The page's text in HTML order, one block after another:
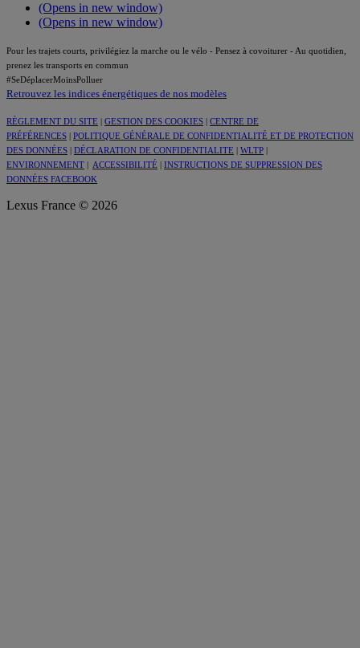
(Opens in new window)
(Opens in new window)
Pour les trajets courts, privilégiez la marche ou le vélo - Pensez à covoiturer - Au quotidien,
prenez les transports en commun
#SeDéplacerMoinsPolluer
Retrouvez les indices énergétiques de nos modèles
RÈGLEMENT DU SITE | GESTION DES COOKIES | CENTRE DE
PRÉFÉRENCES | POLITIQUE GÉNÉRALE DE CONFIDENTIALITÉ ET DE PROTECTION
DES DONNÉES | DÉCLARATION DE CONFIDENTIALITE | WLTP |
ENVIRONNEMENT | ACCESSIBILITÉ | INSTRUCTIONS DE SUPPRESSION DES
DONNÉES FACEBOOK
Lexus France © 2026